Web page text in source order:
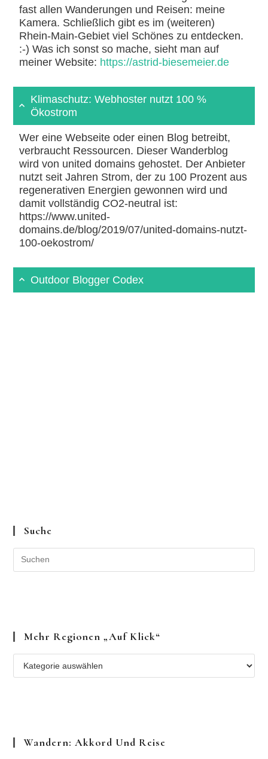
fast allen Wanderungen und Reisen: meine
Kamera. Schließlich gibt es im (weiteren)
Rhein-Main-Gebiet viel Schönes zu entdecken.
:-) Was ich sonst so mache, sieht man auf
meiner Website: https://astrid-biesemeier.de
Klimaschutz: Webhoster nutzt 100 %
Ökostrom
Wer eine Webseite oder einen Blog betreibt,
verbraucht Ressourcen. Dieser Wanderblog
wird von united domains gehostet. Der Anbieter
nutzt seit Jahren Strom, der zu 100 Prozent aus
regenerativen Energien gewonnen wird und
damit vollständig CO2-neutral ist:
https://www.united-
domains.de/blog/2019/07/united-domains-nutzt-
100-oekostrom/
Outdoor Blogger Codex
Suche
Mehr Regionen „auf Klick“
Regionen
Wandern: Akkord Und Reise